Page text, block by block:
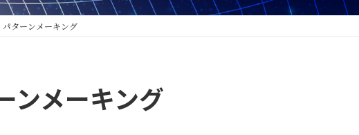
パターンメーキング
ンメーキング